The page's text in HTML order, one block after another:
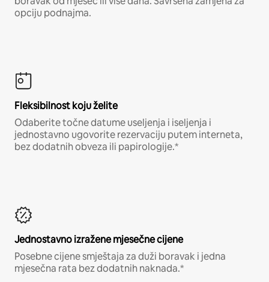
opciju podnajma.
Fleksibilnost koju želite
Odaberite točne datume useljenja i iseljenja i
jednostavno ugovorite rezervaciju putem interneta,
bez dodatnih obveza ili papirologije.*
Jednostavno izražene mjesečne cijene
Posebne cijene smještaja za duži boravak i jedna
mjesečna rata bez dodatnih naknada.*